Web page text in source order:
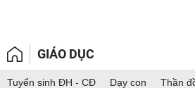
GIÁO DỤC
Tuyển sinh ĐH - CĐ Dạy con Thần